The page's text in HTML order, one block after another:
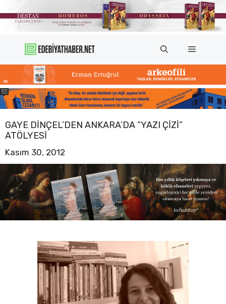
atla
Menü
GAYE DINÇEL’DEN ANKARA’DA “YAZI ÇIZI”
ATÖLYESI
Kasım 30, 2012